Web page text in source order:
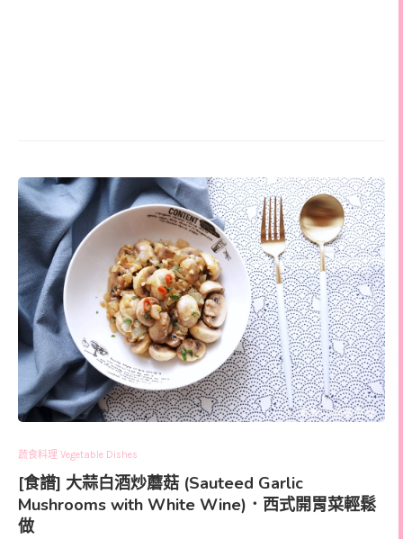
蔬食料理 Vegetable Dishes
[食譜] 大蒜白酒炒蘑菇 (Sauteed Garlic
Mushrooms with White Wine)．西式開胃菜輕鬆
做